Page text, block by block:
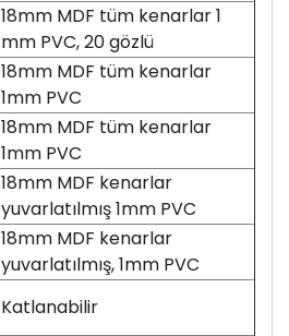
18mm MDF tüm kenarlar 1
mm PVC, 20 gözlü
18mm MDF tüm kenarlar
1mm PVC
18mm MDF tüm kenarlar
1mm PVC
18mm MDF kenarlar
yuvarlatılmış 1mm PVC
18mm MDF kenarlar
yuvarlatılmış, 1mm PVC
Katlanabilir